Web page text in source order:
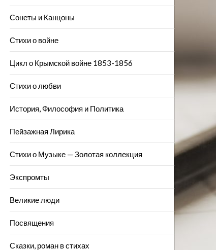
Сонеты и Канцоны
Стихи о войне
Цикл о Крымской войне 1853-1856
Стихи о любви
История, Философия и Политика
Пейзажна​я Лирика
Стихи о Музыке — Золотая коллекция
Экспромты
Великие люди
Посвящения
Сказки, роман в стихах